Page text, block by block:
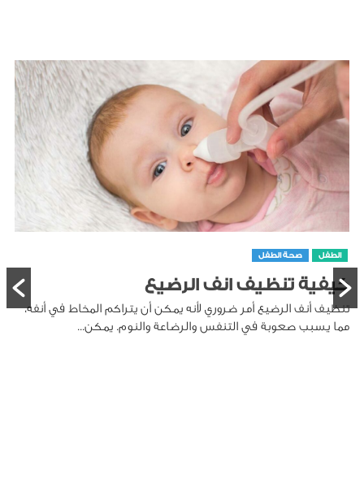
الطفل صحة الطفل
كيفية تنظيف انف الرضيع
تنظيف أنف الرضيع أمر ضروري لأنه يمكن أن يتراكم المخاط في أنفه،
مما يسبب صعوبة في التنفس والرضاعة والنوم. يمكن...